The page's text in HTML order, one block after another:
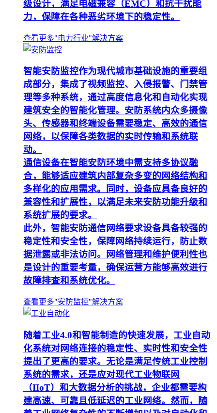
级设计，满足电磁兼容（EMC）和抗干扰能
力，保障在各种恶劣环境下的稳定性。
查看更多"电力行业"解决方案
智能安防监控作为现代城市基础设施的重要组
成部分，集成了视频监控、入侵报警、门禁管
理等多种系统，通过高度信息化和自动化实现
建筑安全的智能化管理。安防系统内众多摄像
头、传感器和终端设备需要稳定、高效的通信
网络，以保障各类数据的实时传输和系统联
动。
通信设备在智能安防环境中需支持多协议融
合，能够适应建筑内部复杂多变的网络结构和
多样化的应用需求。同时，设备应具备良好的
兼容性和扩展性，以满足未来安防功能升级和
系统扩展的要求。
此外，智能安防通信网络要求设备具备较强的
稳定性和安全性，保障网络持续运行，防止数
据泄露或非法访问。网络管理和维护便利性也
是设计的重要考量，确保运营方能够高效进行
故障排查和系统优化。
查看更多"安防监控"解决方案
随着工业4.0和智能制造的快速发展，工业自动
化系统对网络连接的稳定性、实时性和安全性
提出了更高的要求。无论是满足传统工业控制
系统的需求，还是应对现代工业物联网
（IIoT）和大数据分析的挑战，企业都需要构
建高速、可靠且低延迟的工业网络。然而，随